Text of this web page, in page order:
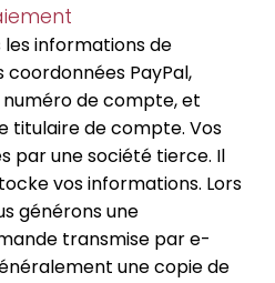
les informations de
PayPal,
de compte, et
titulaire de compte. Vos
par une société tierce. Il
vos informations. Lors
générons une
transmise par e-
une copie de